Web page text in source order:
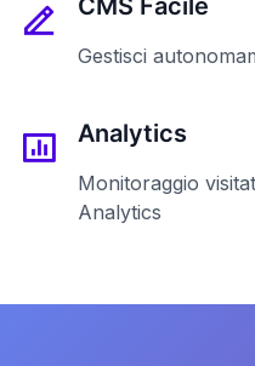
CMS Facile
Gestisci
Analytics
Monitoraggio
Analytics